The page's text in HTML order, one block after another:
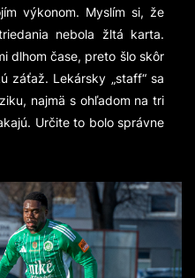
výkonom. Myslím si, že
nebola žltá karta.
dlhom čase, preto šlo skôr
záťaž. Lekársky „staff“ sa
najmä s ohľadom na tri
Určite to bolo správne